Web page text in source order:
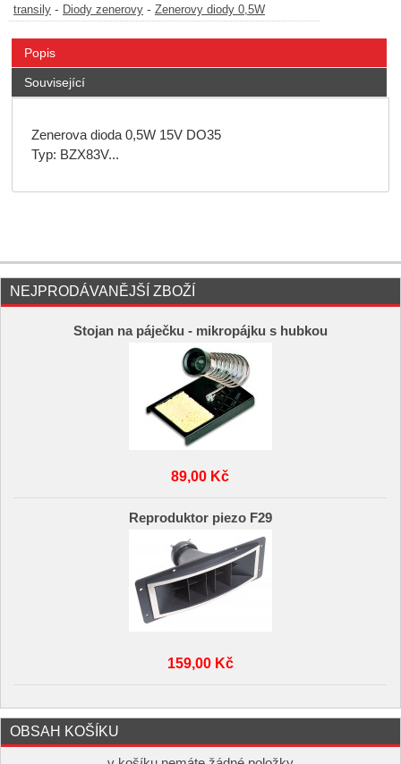
transily - Diody zenerovy - Zenerovy diody 0,5W
Popis
Související
Zenerova dioda 0,5W 15V DO35
Typ: BZX83V...
NEJPRODÁVANĚJŠÍ ZBOŽÍ
Stojan na páječku - mikropájku s hubkou
89,00 Kč
Reproduktor piezo F29
159,00 Kč
OBSAH KOŠÍKU